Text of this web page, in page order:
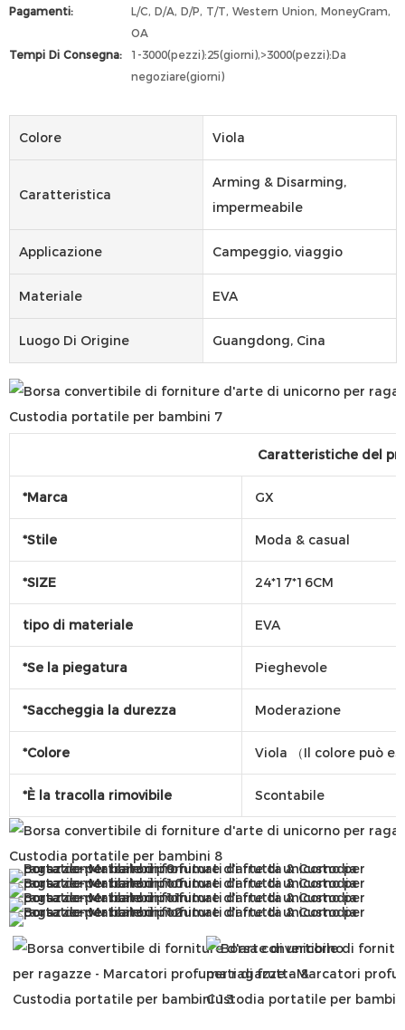
Pagamenti:
L/C, D/A, D/P, T/T, Western Union, MoneyGram,
OA
Tempi Di Consegna:
1-3000(pezzi):25(giorni),>3000(pezzi):Da
negoziare(giorni)
Colore Viola
Caratteristica
Arming & Disarming,
impermeabile
Applicazione Campeggio, viaggio
Materiale EVA
Luogo Di Origine Guangdong, Cina
Caratteristiche del
*Marca GX
*Stile Moda & casual
*SIZE 24*17*16CM
tipo di materiale EVA
*Se la piegatura Pieghevole
*Saccheggia la durezza Moderazione
*Colore Viola （Il colore può
*È la tracolla rimovibile Scontabile